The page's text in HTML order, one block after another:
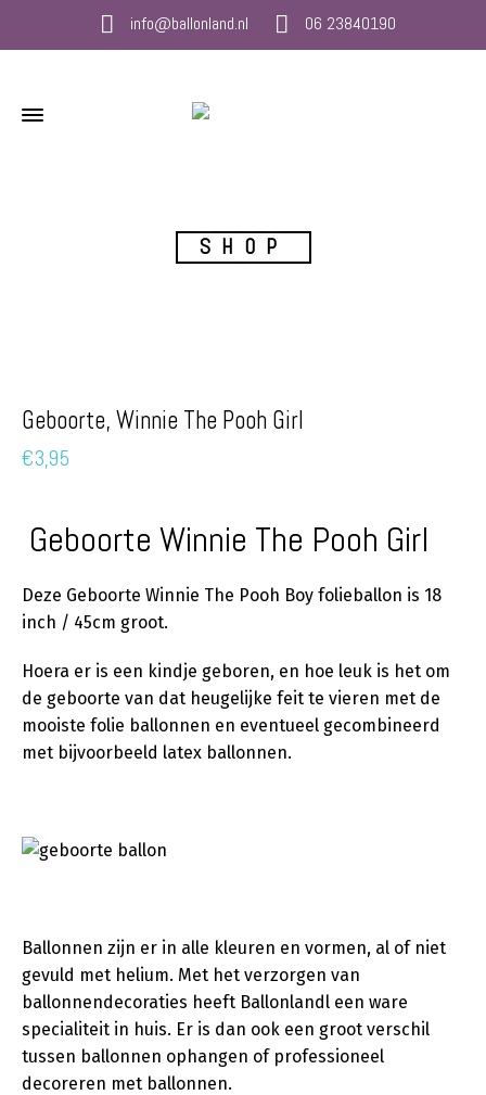
info@ballonland.nl 06 23840190
SHOP
Geboorte, Winnie The Pooh Girl
€3,95
Geboorte Winnie The Pooh Girl
Deze Geboorte Winnie The Pooh Boy folieballon is 18
inch / 45cm groot.
Hoera er is een kindje geboren, en hoe leuk is het om
de geboorte van dat heugelijke feit te vieren met de
mooiste folie ballonnen en eventueel gecombineerd
met bijvoorbeeld latex ballonnen.
Ballonnen zijn er in alle kleuren en vormen, al of niet
gevuld met helium. Met het verzorgen van
ballonnendecoraties heeft Ballonlandl een ware
specialiteit in huis. Er is dan ook een groot verschil
tussen ballonnen ophangen of professioneel
decoreren met ballonnen.